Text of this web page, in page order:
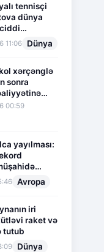
tennisçi
dünya
atdı
11:06 Dünya
xərçənglə
sonra
00:59
yayılması:
Avropa
iri
raket və
tutub
Dünya